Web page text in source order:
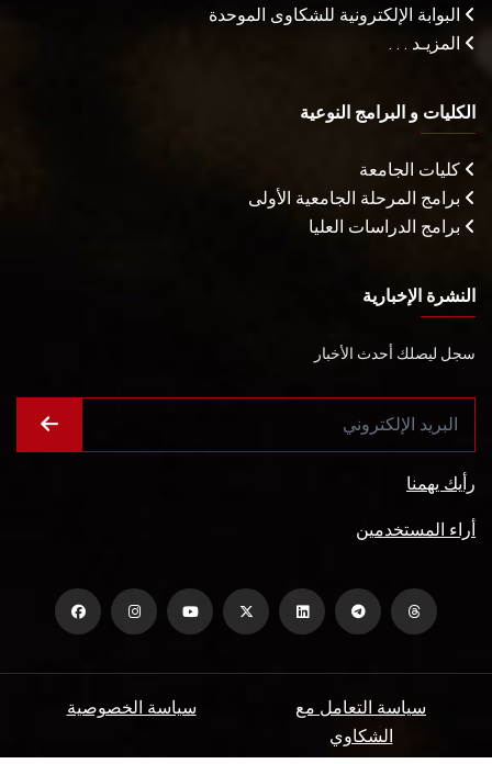
البوابة الإلكترونية للشكاوى الموحدة
المزيـد . . .
الكليات و البرامج النوعية
كليات الجامعة
برامج المرحلة الجامعية الأولى
برامج الدراسات العليا
النشرة الإخبارية
سجل ليصلك أحدث الأخبار
رأيك يهمنا
أراء المستخدمين
سياسة الخصوصية
سياسة التعامل مع
الشكاوي